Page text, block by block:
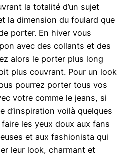
la totalité d’un sujet
la dimension du foulard que
porter. En hiver vous
avec des collants et des
alors le porter plus long
plus couvrant. Pour un look
pourrez porter tous vos
votre comme le jeans, si
d’inspiration voilà quelques
les yeux doux aux fans
et aux fashionista qui
leur look, charmant et